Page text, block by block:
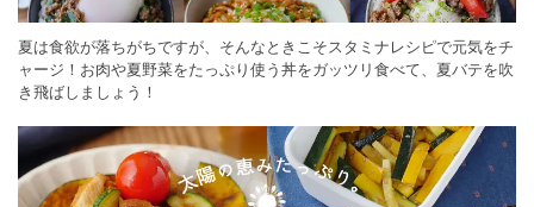
夏は食欲が落ちがちですが、そんなときこそスタミナレシピで元気をチ
ャージ！お肉や夏野菜をたっぷり使う丼をガッツリ食べて、夏バテを吹
き飛ばしましょう！